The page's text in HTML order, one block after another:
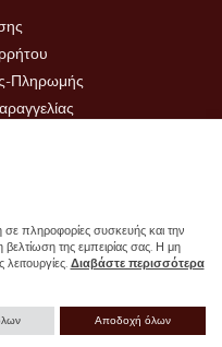
Πληρωμής
πληροφορίες συσκευής και την
της εμπειρίας σας. Η μη
Διαβάστε περισσότερα
Αποδοχή όλων